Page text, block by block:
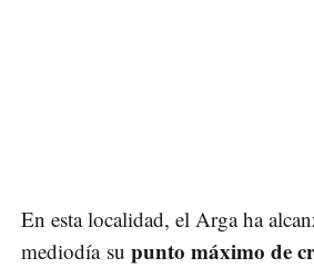
En esta localidad, el Arga ha
mediodía su punto máximo de